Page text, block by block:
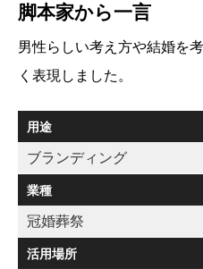
脚本家から一言
男性らしい考え方や結婚を
く表現しました。
用途
ブランディング
業種
冠婚葬祭
活用場所